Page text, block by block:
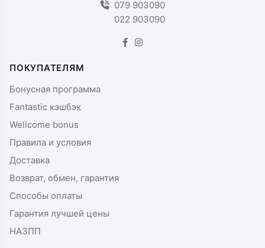
079 903090
022 903090
ПОКУПАТЕЛЯМ
Бонусная программа
Fantastic кэшбэк
Wellcome bonus
Правила и условия
Доставка
Возврат, обмен, гарантия
Способы оплаты
Гарантия лучшей цены
НАЗПП